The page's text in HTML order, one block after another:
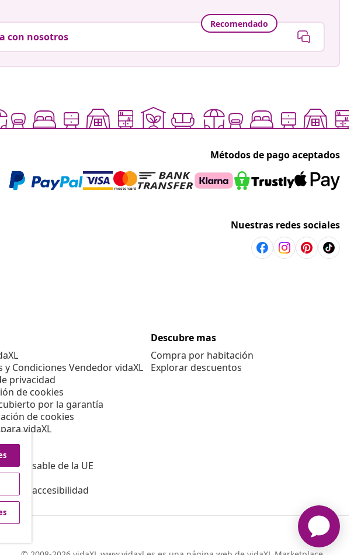
Recomendado
con nosotros
Métodos de pago aceptados
Nuestras redes sociales
y Condiciones Vendedor vidaXL
privacidad
de cookies
por la garantía
de cookies
vidaXL
de la UE
EPR
de accesibilidad
Descubre mas
Compra por habitación
Explorar descuentos